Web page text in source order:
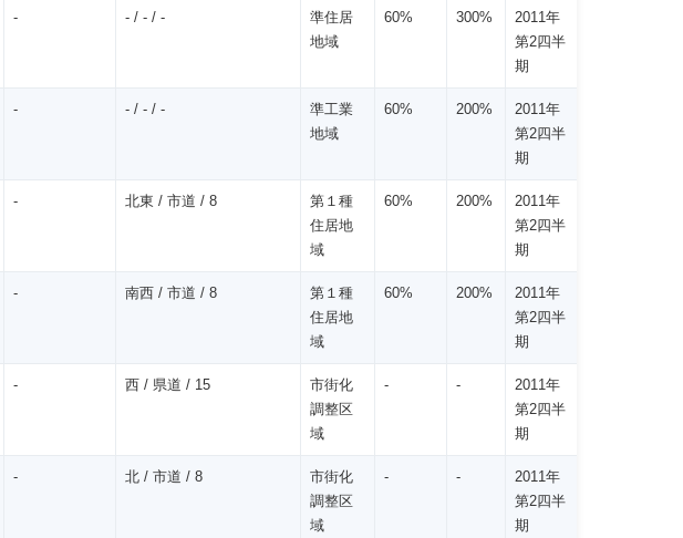
- - / - / -
準住居
地域
60% 300%
2011年
第2四半
期
- - / - / -
準工業
地域
60% 200%
2011年
第2四半
期
- 北東 / 市道 / 8
第１種
住居地
域
60% 200%
2011年
第2四半
期
- 南西 / 市道 / 8
第１種
住居地
域
60% 200%
2011年
第2四半
期
- 西 / 県道 / 15
市街化
調整区
域
- -
2011年
第2四半
期
- 北 / 市道 / 8
市街化
調整区
域
- -
2011年
第2四半
期